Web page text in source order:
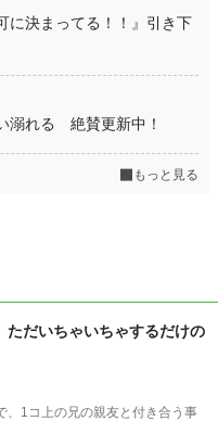
に決まってる！！』引き下
溺れる 絶賛更新中！
もっと見る
ただいちゃいちゃするだけの
、1コ上の兄の親友と付き合う事